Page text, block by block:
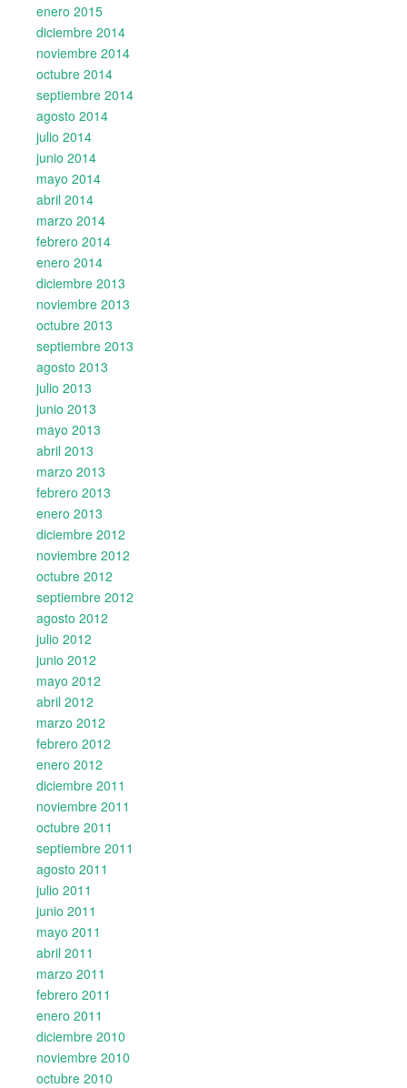
enero 2015
diciembre 2014
noviembre 2014
octubre 2014
septiembre 2014
agosto 2014
julio 2014
junio 2014
mayo 2014
abril 2014
marzo 2014
febrero 2014
enero 2014
diciembre 2013
noviembre 2013
octubre 2013
septiembre 2013
agosto 2013
julio 2013
junio 2013
mayo 2013
abril 2013
marzo 2013
febrero 2013
enero 2013
diciembre 2012
noviembre 2012
octubre 2012
septiembre 2012
agosto 2012
julio 2012
junio 2012
mayo 2012
abril 2012
marzo 2012
febrero 2012
enero 2012
diciembre 2011
noviembre 2011
octubre 2011
septiembre 2011
agosto 2011
julio 2011
junio 2011
mayo 2011
abril 2011
marzo 2011
febrero 2011
enero 2011
diciembre 2010
noviembre 2010
octubre 2010